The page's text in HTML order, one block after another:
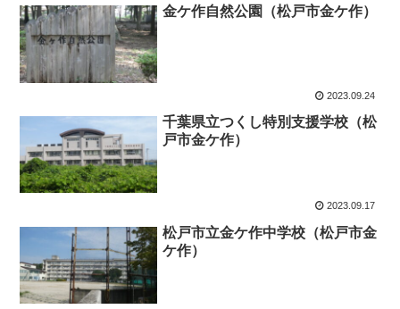
金ケ作自然公園（松戸市金ケ作）
2023.09.24
千葉県立つくし特別支援学校（松
戸市金ケ作）
2023.09.17
松戸市立金ケ作中学校（松戸市金
ケ作）